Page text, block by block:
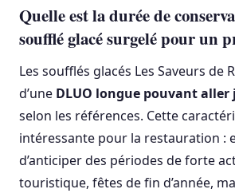
Quelle est la durée de
soufflé glacé surgelé pour un
Les soufflés glacés Les Saveurs de
d’une DLUO longue pouvant aller
selon les références. Cette
intéressante pour la restauration :
d’anticiper des périodes de forte
touristique, fêtes de fin d’année,